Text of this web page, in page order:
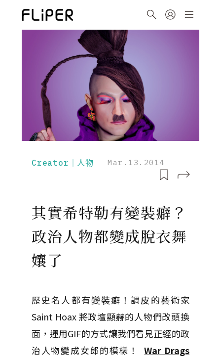
Creator｜人物 Mar.13.2014
其實希特勒有變裝癖？
政治人物都變成脫衣舞
孃了
歷史名人都有變裝癖！調皮的藝術家
Saint Hoax 將政壇顯赫的人物們改頭換
面，運用GIF的方式讓我們看見正經的政
治人物變成女郎的模樣！War Drags